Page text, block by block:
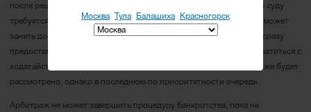
Москва Тула Балашиха Красногорск
после решения суда о банкротстве. Однако важно учитывать, что суду
требуется время для рассмотрения требований кредиторов. Это может
занять достаточно много времени, особенно если кредиторы не сразу
предоставили точные сведения. Кроме того, кредитор может обратиться с
ходатайством и после отведенного времени. Такое заявление также будет
рассмотрено, однако в последнюю по приоритетности очередь.
Арбитраж не может завершить процедуру банкротства, пока не